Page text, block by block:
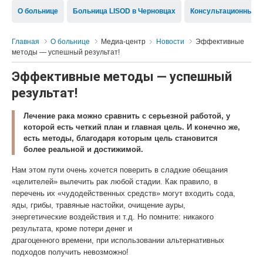
О больнице Больница LISOD в Черновцах Консультационный
Главная О больнице Медиа-центр Новости
Эффективные
методы — успешный результат!
Эффективные методы — успешный
результат!
Лечение рака можно сравнить с серьезной работой, у
которой есть четкий план и главная цель. И конечно же,
есть методы, благодаря которым цель становится
более реальной и достижимой.
Нам этом пути очень хочется поверить в сладкие обещания
«целителей» вылечить рак любой стадии. Как правило, в
перечень их «чудодейственных средств» могут входить сода,
яды, грибы, травяные настойки, очищение ауры,
энергетические воздействия и т.д. Но помните: никакого
результата, кроме потери денег и
драгоценного времени, при использовании альтернативных
подходов получить невозможно!